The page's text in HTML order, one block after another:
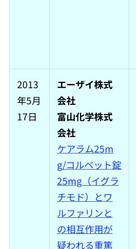
2013
年5月
17日
エーザイ株式
会社
富山化学株式
会社
ケアラム25m
g/コルベット錠
25mg（イグラ
チモド）とワ
ルファリンと
の相互作用が
疑われる重篤